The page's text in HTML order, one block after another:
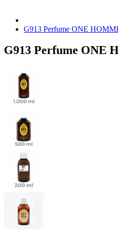
G913 Perfume ONE
G913 Perfume ONE